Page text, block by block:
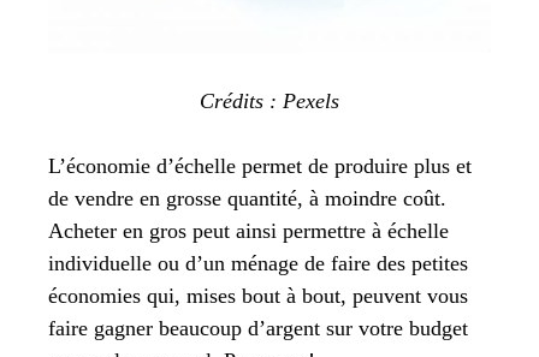
Crédits : Pexels
L’économie d’échelle permet de produire plus et
de vendre en grosse quantité, à moindre coût.
Acheter en gros peut ainsi permettre à échelle
individuelle ou d’un ménage de faire des petites
économies qui, mises bout à bout, peuvent vous
faire gagner beaucoup d’argent sur votre budget